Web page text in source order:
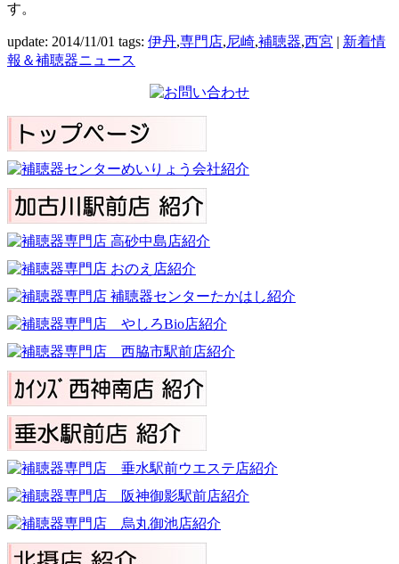
す。
update: 2014/11/01 tags: 伊丹,専門店,尼崎,補聴器,西宮 | 新着情
報＆補聴器ニュース